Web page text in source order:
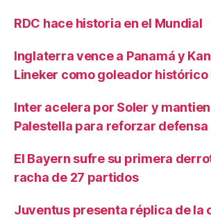
RDC hace historia en el Mundial
Inglaterra vence a Panamá y
Lineker como goleador
Inter acelera por Soler y
Palestella para reforzar defensa
El Bayern sufre su primera
racha de 27 partidos
Juventus presenta réplica de la